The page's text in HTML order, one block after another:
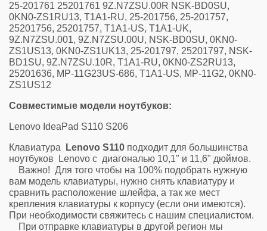
25-201761 25201761 9Z.N7ZSU.00R NSK-BD0SU,
0KN0-ZS1RU13, T1A1-RU, 25-201756, 25-201757,
25201756, 25201757, T1A1-US, T1A1-UK,
9Z.N7ZSU.001, 9Z.N7ZSU.00U, NSK-BD0SU, 0KN0-
ZS1US13, 0KN0-ZS1UK13, 25-201797, 25201797, NSK-
BD1SU, 9Z.N7ZSU.10R, T1A1-RU, 0KN0-ZS2RU13,
25201636, MP-11G23US-686, T1A1-US, MP-11G2, 0KN0-
ZS1US12
Совместимые модели ноутбуков:
Lenovo IdeaPad S110 S206
Клавиатура Lenovo S110 подходит для большинства
ноутбуков Lenovo с диагональю 10,1" и 11,6" дюймов.
Важно! Для того чтобы на 100% подобрать нужную
вам модель клавиатуры, нужно снять клавиатуру и
сравнить расположение шлейфа, а так же мест
крепления клавиатуры к корпусу (если они имеются).
При необходимости свяжитесь с нашим специалистом.
При отправке клавиатуры в другой регион мы